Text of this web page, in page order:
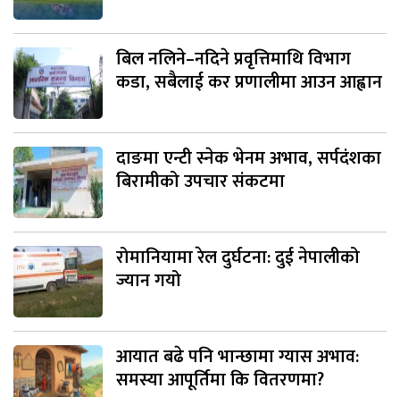
बिल नलिने–नदिने प्रवृत्तिमाथि विभाग
कडा, सबैलाई कर प्रणालीमा आउन आह्वान
दाङमा एन्टी स्नेक भेनम अभाव, सर्पदंशका
बिरामीको उपचार संकटमा
रोमानियामा रेल दुर्घटना: दुई नेपालीको
ज्यान गयो
आयात बढे पनि भान्छामा ग्यास अभाव:
समस्या आपूर्तिमा कि वितरणमा?